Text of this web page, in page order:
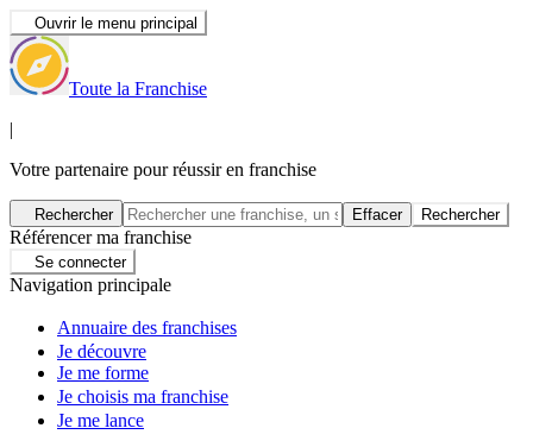
Ouvrir le menu principal
Toute la Franchise
|
Votre partenaire pour réussir en franchise
Rechercher Effacer Rechercher
Référencer ma franchise
Se connecter
Navigation principale
Annuaire des franchises
Je découvre
Je me forme
Je choisis ma franchise
Je me lance